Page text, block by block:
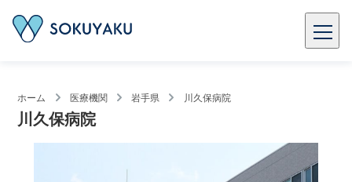
ホーム 医療機関 岩手県 川久保病院
川久保病院